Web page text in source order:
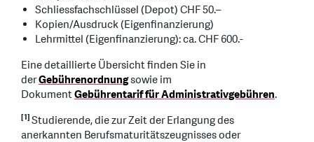
Schliessfachschlüssel (Depot) CHF 50.–
Kopien/Ausdruck (Eigenfinanzierung)
Lehrmittel (Eigenfinanzierung): ca. CHF 600.-
Eine detaillierte Übersicht finden Sie in
derGebührenordnungsowie im
DokumentGebührentarif für Administrativgebühren.
[1] Studierende, die zur Zeit der Erlangung des
anerkannten Berufsmaturitätszeugnisses oder